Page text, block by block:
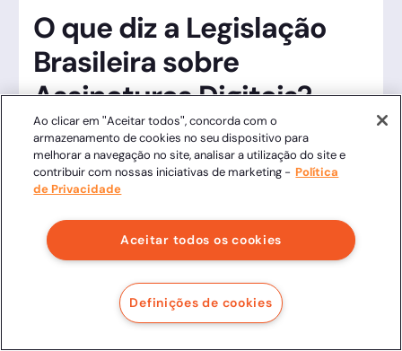
O que diz a Legislação
Brasileira sobre
Assinaturas Digitais?
A validade jurídica de um contrato imobiliário digital
no Brasil não é uma questão de interpretação, mas
de texto legal consolidado. Navegar por essas
complexidade técnica em segurança de ferro para
seus pactos.
MP 2.200-2/2001: A "Constituição"
Ao clicar em "Aceitar todos", concorda com o
armazenamento de cookies no seu dispositivo para
melhorar a navegação no site, analisar a utilização do site e
contribuir com nossas iniciativas de marketing - Política
de Privacidade
Aceitar todos os cookies
Definições de cookies